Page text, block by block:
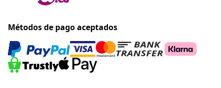
Métodos de pago aceptados